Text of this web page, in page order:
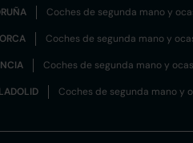
Coches de segunda mano y
Coches de segunda mano y
Coches de segunda mano y
Coches de segunda mano y